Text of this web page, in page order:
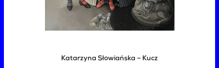
Katarzyna Słowiańska – Kucz